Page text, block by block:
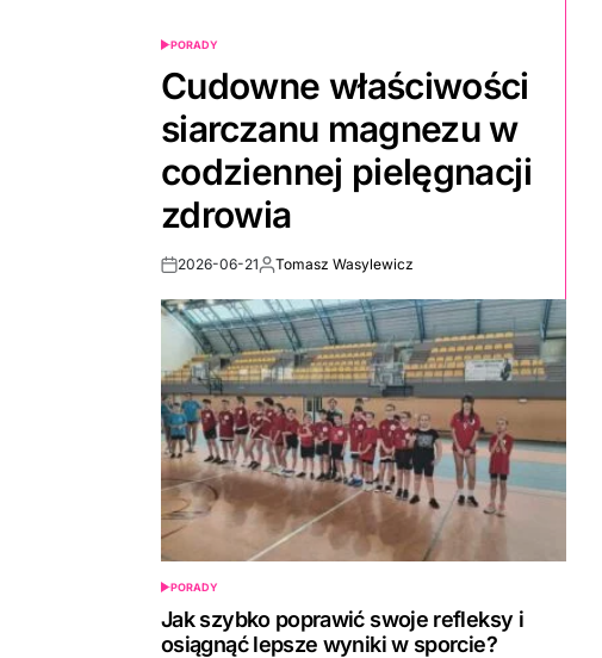
POSTED
PORADY
Cudowne właściwości
siarczanu magnezu w
codziennej pielęgnacji
zdrowia
Post2026-06-21By:Tomasz Wasylewicz
POSTED
IN
PORADY
Jak szybko poprawić swoje refleksy i
osiągnąć lepsze wyniki w sporcie?